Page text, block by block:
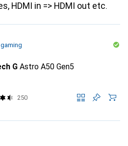
HDMI in => HDMI out etc.
G Astro A50 Gen5
250